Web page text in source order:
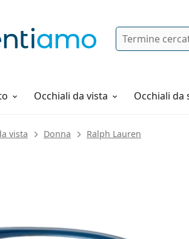
Ricerca
Occhiali da vista Occhiali da
vista Donna Ralph Lauren